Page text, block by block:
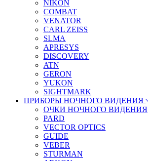
NIKON
COMBAT
VENATOR
CARL ZEISS
SLMA
APRESYS
DISCOVERY
ATN
GERON
YUKON
SIGHTMARK
ПРИБОРЫ НОЧНОГО ВИДЕНИЯ
ОЧКИ НОЧНОГО ВИДЕНИЯ
PARD
VECTOR OPTICS
GUIDE
VEBER
STURMAN